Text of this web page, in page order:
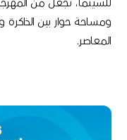
للسينما، تجعل من
ومساحة حوار بين الذاكرة
المعاصر.